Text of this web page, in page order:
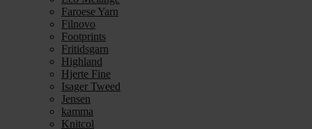
Faroese Yarn
Filnovo
Footprints
Fritidsgarn
Highland
Hjerte Fine
Isager Tweed
Jensen
kamma
Knitcol